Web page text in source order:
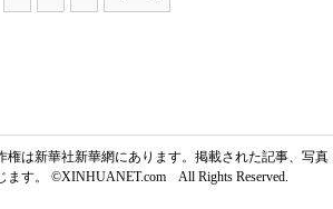
権は新華社新華網にあります。掲載された記事、写真
ます。 ©XINHUANET.com All Rights Reserved.